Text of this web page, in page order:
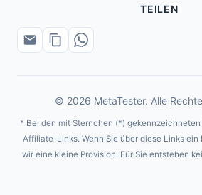
TEILEN
© 2026 MetaTester. Alle
* Bei den mit Sternchen (*)
Affiliate-Links. Wenn Sie über diese Links ein
wir eine kleine Provision. Für Sie entstehen